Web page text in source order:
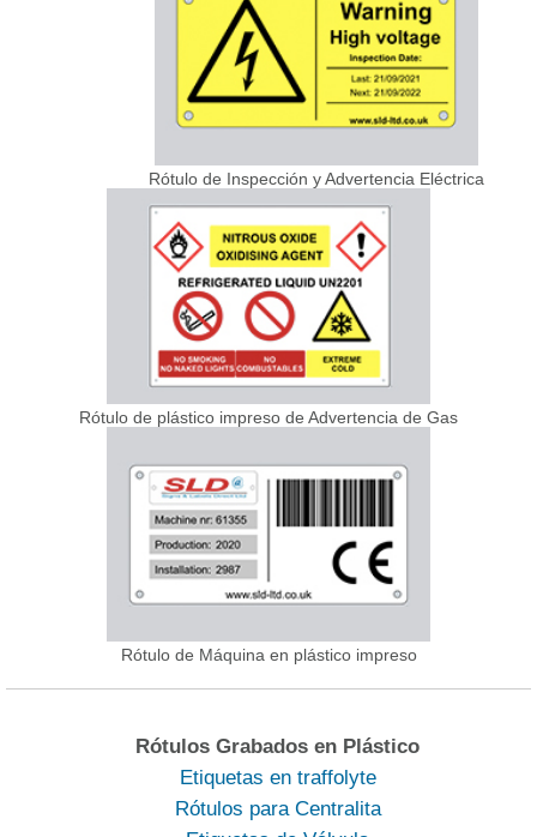
Rótulo de Inspección y Advertencia Eléctrica
Rótulo de plástico impreso de Advertencia de Gas
Rótulo de Máquina en plástico impreso
Rótulos Grabados en Plástico
Etiquetas en traffolyte
Rótulos para Centralita